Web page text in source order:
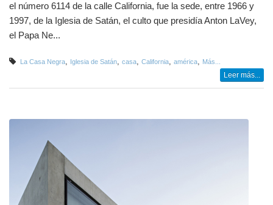
el número 6114 de la calle California, fue la sede, entre 1966 y
1997, de la Iglesia de Satán, el culto que presidía Anton LaVey,
el Papa Ne...
La Casa Negra Iglesia de Satán casa California américa Más...
Leer más...